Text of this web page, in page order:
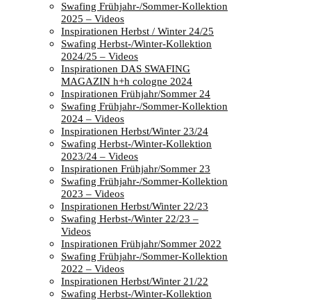
Swafing Frühjahr-/Sommer-Kollektion
2025 – Videos
Inspirationen Herbst / Winter 24/25
Swafing Herbst-/Winter-Kollektion
2024/25 – Videos
Inspirationen DAS SWAFING
MAGAZIN h+h cologne 2024
Inspirationen Frühjahr/Sommer 24
Swafing Frühjahr-/Sommer-Kollektion
2024 – Videos
Inspirationen Herbst/Winter 23/24
Swafing Herbst-/Winter-Kollektion
2023/24 – Videos
Inspirationen Frühjahr/Sommer 23
Swafing Frühjahr-/Sommer-Kollektion
2023 – Videos
Inspirationen Herbst/Winter 22/23
Swafing Herbst-/Winter 22/23 –
Videos
Inspirationen Frühjahr/Sommer 2022
Swafing Frühjahr-/Sommer-Kollektion
2022 – Videos
Inspirationen Herbst/Winter 21/22
Swafing Herbst-/Winter-Kollektion